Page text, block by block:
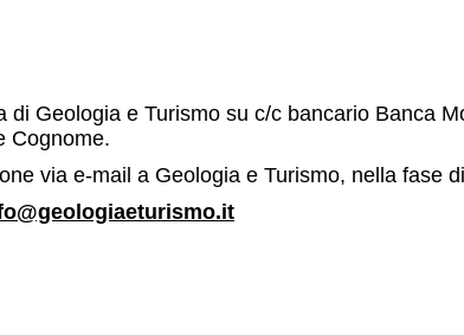
e Turismo su c/c bancario Banca
Cognome.
e-mail a Geologia e Turismo, nella fase